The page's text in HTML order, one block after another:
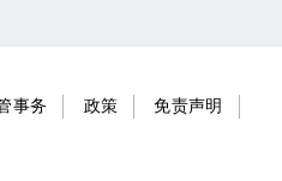
事务 政策 免责声明